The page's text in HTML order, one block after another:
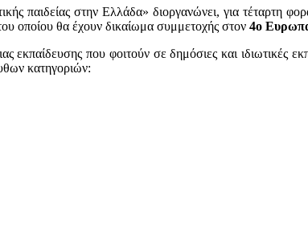
παιδείας στην Ελλάδα» διοργανώνει, για τέταρτη
οποίου θα έχουν δικαίωμα συμμετοχής στον 4ο
που φοιτούν σε δημόσιες και ιδιωτικές
κατηγοριών: